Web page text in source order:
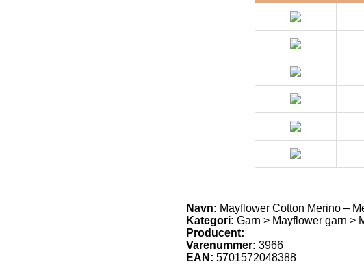
Navn: Mayflower Cotton Merino –
Kategori: Garn > Mayflower garn >
Producent:
Varenummer: 3966
EAN: 5701572048388